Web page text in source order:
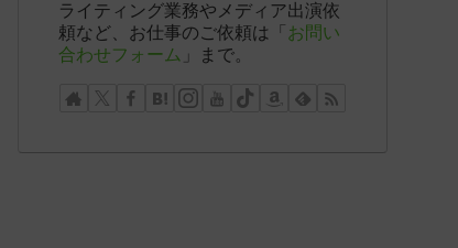
ライティング業務やメディア出演依
頼など、お仕事のご依頼は「 お問い
合わせフォーム 」まで。